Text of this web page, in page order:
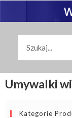
Umywalki
Kategorie